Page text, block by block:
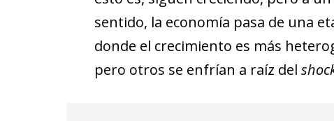
sentido, la economía pasa de una
donde el crecimiento es más
pero otros se enfrían a raíz del